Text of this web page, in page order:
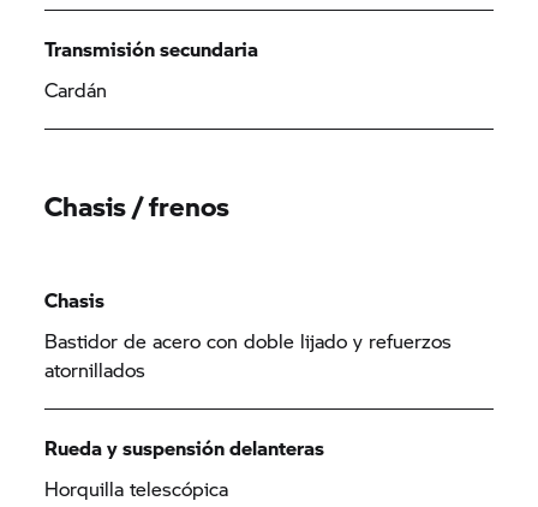
Transmisión secundaria
Cardán
Chasis / frenos
Chasis
Bastidor de acero con doble lijado y refuerzos
atornillados
Rueda y suspensión delanteras
Horquilla telescópica